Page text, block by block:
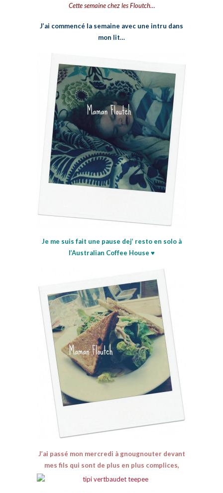
Cette semaine chez les Floutch…
J’ai commencé la semaine avec une intru dans
mon lit…
Je me suis fait une pause dej’ resto en solo à
l’Australian Coffee House ♥
J’ai passé mon mercredi à gnougnouter devant
mes fils qui sont de plus en plus complices,